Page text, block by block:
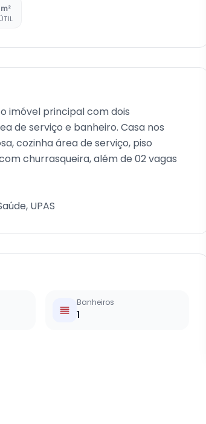
m²
imóvel principal com dois
de serviço e banheiro. Casa nos
cozinha área de serviço, piso
churrasqueira, além de 02 vagas
UPAS
Banheiros
1